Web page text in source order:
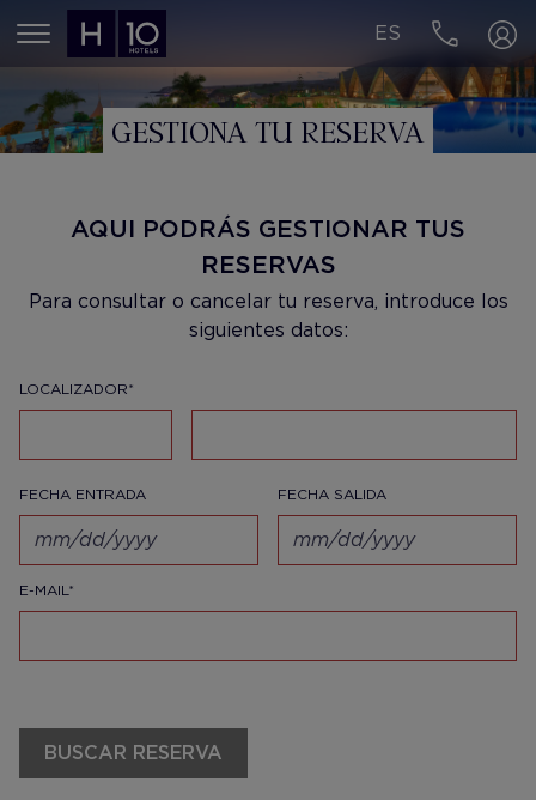
MENÚ
ES
GESTIONA TU RESERVA
AQUI PODRÁS GESTIONAR TUS
RESERVAS
Para consultar o cancelar tu reserva, introduce los
siguientes datos:
LOCALIZADOR*
FECHA ENTRADA FECHA SALIDA
E-MAIL*
BUSCAR RESERVA